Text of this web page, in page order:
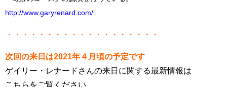
http://www.garyrenard.com/
・・・・・・・・・・・・・・・・・・・
次回の来日は2021年４月頃の予定です
ゲイリー・レナードさんの来日に関する最新情報は
こちらをご覧ください